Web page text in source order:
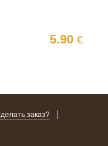
5.90€
заказ?